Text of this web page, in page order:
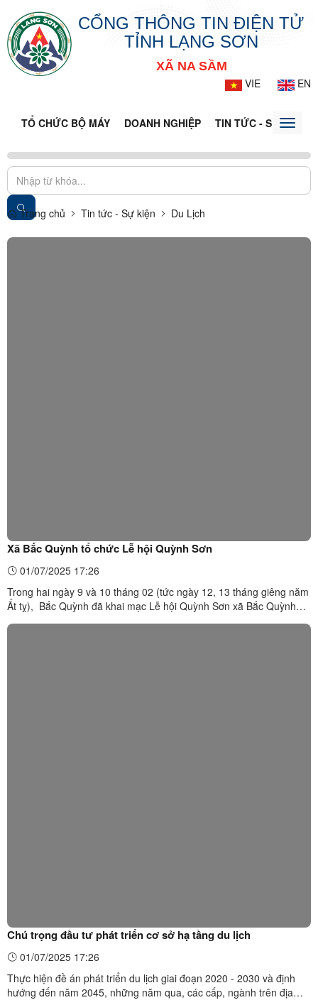
CỔNG THÔNG TIN ĐIỆN TỬ
TỈNH LẠNG SƠN
XÃ NA SẦM
VIE
EN
TỔ CHỨC BỘ MÁY DOANH NGHIỆP TIN TỨC - SỰ KIỆNToggle
Trang chủ Tin tức - Sự kiện Du Lịch
Xã Bắc Quỳnh tổ chức Lễ hội Quỳnh Sơn
01/07/2025 17:26
Trong hai ngày 9 và 10 tháng 02 (tức ngày 12, 13 tháng giêng năm
Ất tỵ), Bắc Quỳnh đã khai mạc Lễ hội Quỳnh Sơn xã Bắc Quỳnh
Chú trọng đầu tư phát triển cơ sở hạ tầng du lịch
01/07/2025 17:26
Thực hiện đề án phát triển du lịch giai đoạn 2020 - 2030 và định
hướng đến năm 2045, những năm qua, các cấp, ngành trên địa